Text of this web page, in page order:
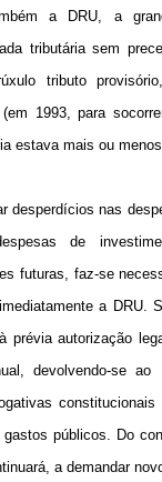
a DRU, a
tributária sem
tributo
(em 1993, para
estava mais ou
desperdícios nas
de
futuras, faz-se
a DRU.
prévia autorização
devolvendo-se ao
públicos. Do
a demandar